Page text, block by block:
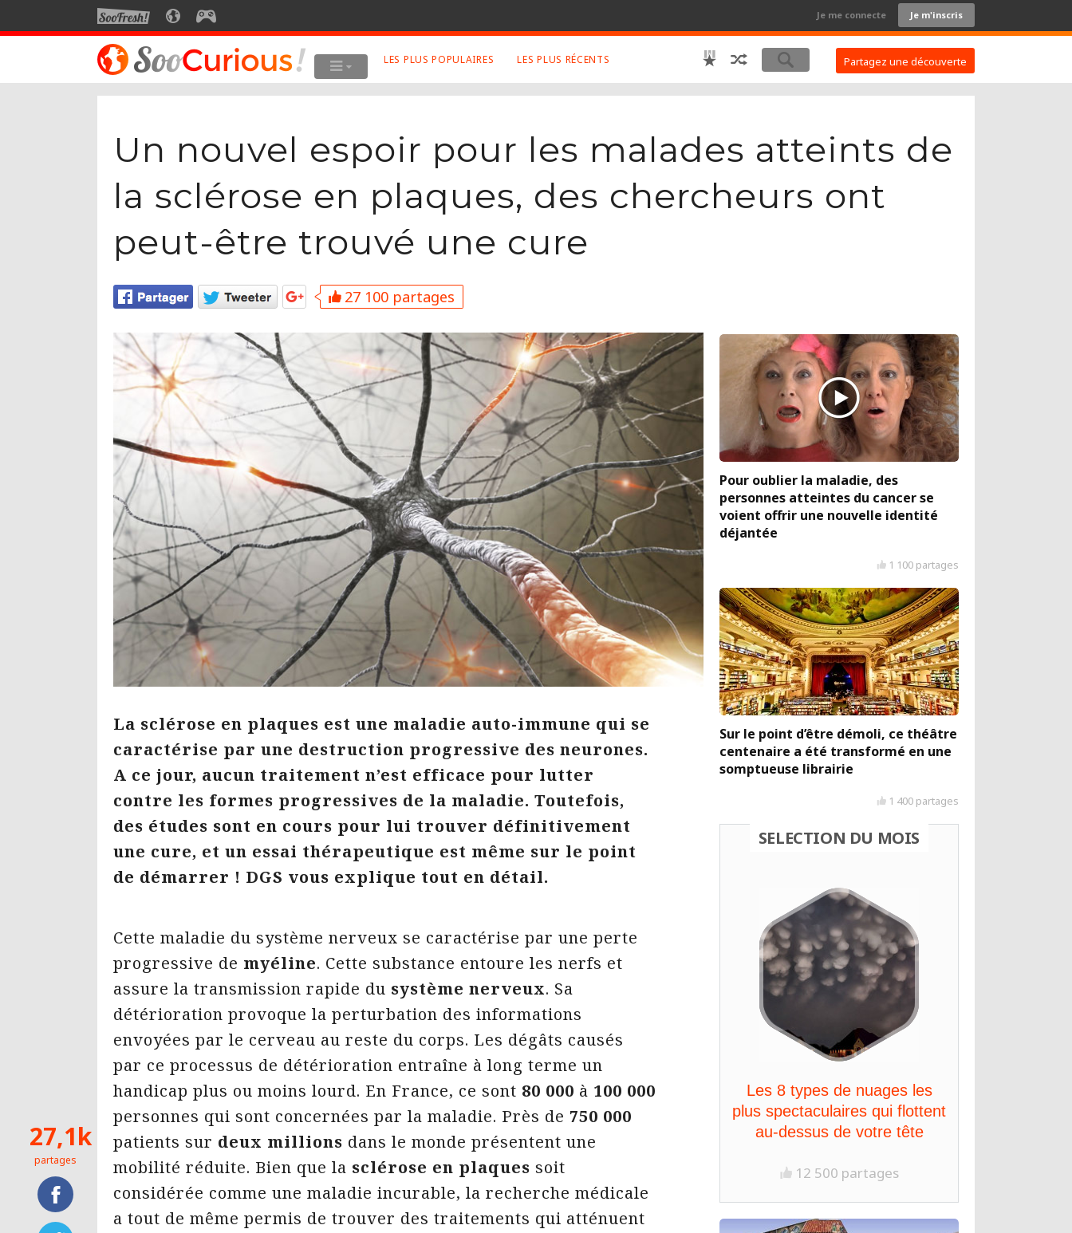
SOOFRESHSOOCURIOUS Je me connecte Je m'inscris
Voyage
Style de vie
Technologie
Art
Robot
Cinema
Twitter
Mentions Légales
LES PLUS POPULAIRES LES PLUS RÉCENTS Partagez une découverte
Un nouvel espoir pour les malades atteints de
la sclérose en plaques, des chercheurs ont
peut-être trouvé une cure
27 100 partages
La sclérose en plaques est une maladie auto-immune qui se
caractérise par une destruction progressive des neurones.
A ce jour, aucun traitement n’est efficace pour lutter
contre les formes progressives de la maladie. Toutefois,
des études sont en cours pour lui trouver définitivement
une cure, et un essai thérapeutique est même sur le point
de démarrer ! DGS vous explique tout en détail.
Cette maladie du système nerveux se caractérise par une perte
progressive de myéline. Cette substance entoure les nerfs et
assure la transmission rapide du système nerveux. Sa
détérioration provoque la perturbation des informations
envoyées par le cerveau au reste du corps. Les dégâts causés
par ce processus de détérioration entraîne à long terme un
handicap plus ou moins lourd. En France, ce sont 80 000 à 100 000
personnes qui sont concernées par la maladie. Près de 750 000
patients sur deux millions dans le monde présentent une
mobilité réduite. Bien que la sclérose en plaques soit
considérée comme une maladie incurable, la recherche médicale
a tout de même permis de trouver des traitements qui atténuent
Pour oublier la maladie, des
personnes atteintes du cancer se
voient offrir une nouvelle identité
déjantée
1 100 partages
Sur le point d’être démoli, ce théâtre
centenaire a été transformé en une
somptueuse librairie
1 400 partages
SELECTION DU MOIS
Les 8 types de nuages les
plus spectaculaires qui flottent
au-dessus de votre tête
12 500 partages
27,1k
partages